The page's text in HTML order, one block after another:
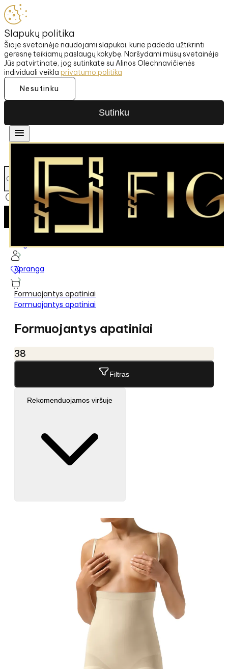
Slapukų politika
Šioje svetainėje naudojami slapukai, kurie padeda užtikrinti
geresnę teikiamų paslaugų kokybę. Naršydami müsų svetainėje
Jūs patvirtinate, jog sutinkate su Alinos Olechnavičienės
individuali veikla privatumo politika
Nesutinku
Sutinku
Pagrindinis
Apranga
Formuojantys apatiniai
Formuojantys apatiniai
Formuojantys apatiniai
38
Filtras
Rekomenduojamos viršuje